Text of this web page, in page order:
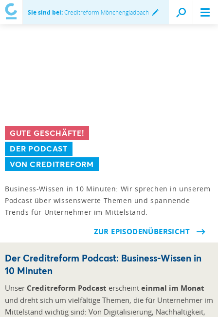
Sie sind bei:Creditreform Mönchengladbach
GUTE GESCHÄFTE!
DER PODCAST
VON CREDITREFORM
Business-Wissen in 10 Minuten: Wir sprechen in unserem
Podcast über wissenswerte Themen und spannende
Trends für Unternehmer im Mittelstand.
ZUR EPISODENÜBERSICHT
Der Creditreform Podcast: Business-Wissen in
10 Minuten
Unser Creditreform Podcast erscheint einmal im Monat
und dreht sich um vielfältige Themen, die für Unternehmer im
Mittelstand wichtig sind: Von Digitalisierung, Nachhaltigkeit,